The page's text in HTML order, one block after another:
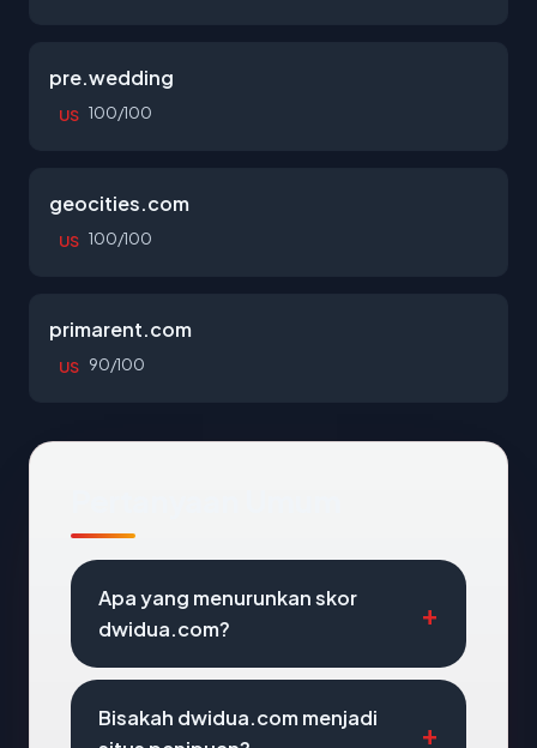
pre.wedding
US 100/100
geocities.com
US 100/100
primarent.com
US 90/100
Apa yang menurunkan skor
dwidua.com?
Bisakah dwidua.com menjadi